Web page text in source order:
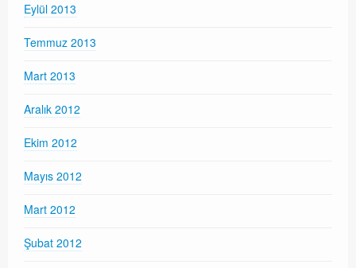
Eylül 2013
Temmuz 2013
Mart 2013
Aralık 2012
Ekim 2012
Mayıs 2012
Mart 2012
Şubat 2012